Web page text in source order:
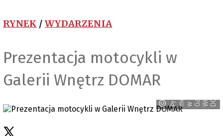
RYNEK / WYDARZENIA
Prezentacja motocykli w
Galerii Wnętrz DOMAR
P nt
m c y
i w G i
W z
D A R